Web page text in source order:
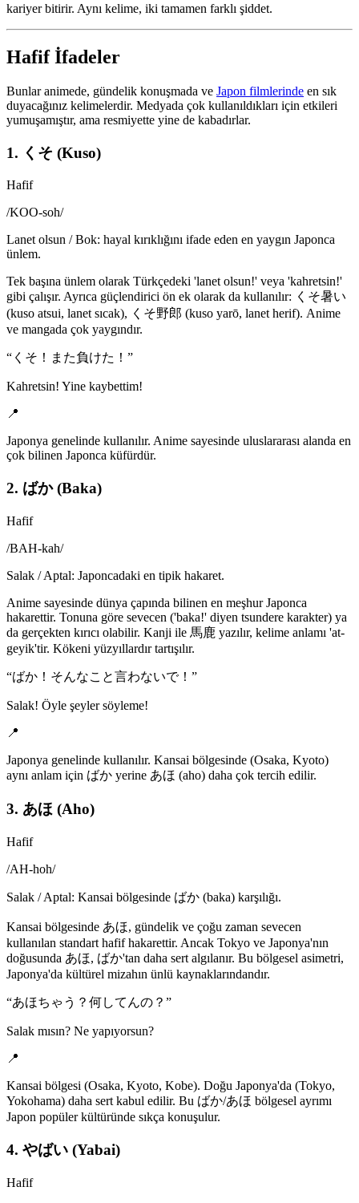
kariyer bitirir. Aynı kelime, iki tamamen farklı şiddet.
Hafif İfadeler
Bunlar animede, gündelik konuşmada ve Japon filmlerinde en sık
duyacağınız kelimelerdir. Medyada çok kullanıldıkları için etkileri
yumuşamıştır, ama resmiyette yine de kabadırlar.
1. くそ (Kuso)
Hafif
/KOO-soh/
Lanet olsun / Bok: hayal kırıklığını ifade eden en yaygın Japonca
ünlem.
Tek başına ünlem olarak Türkçedeki 'lanet olsun!' veya 'kahretsin!'
gibi çalışır. Ayrıca güçlendirici ön ek olarak da kullanılır: くそ暑い
(kuso atsui, lanet sıcak), くそ野郎 (kuso yarō, lanet herif). Anime
ve mangada çok yaygındır.
“ くそ！また負けた！ ”
Kahretsin! Yine kaybettim!
📍
Japonya genelinde kullanılır. Anime sayesinde uluslararası alanda en
çok bilinen Japonca küfürdür.
2. ばか (Baka)
Hafif
/BAH-kah/
Salak / Aptal: Japoncadaki en tipik hakaret.
Anime sayesinde dünya çapında bilinen en meşhur Japonca
hakarettir. Tonuna göre sevecen ('baka!' diyen tsundere karakter) ya
da gerçekten kırıcı olabilir. Kanji ile 馬鹿 yazılır, kelime anlamı 'at-
geyik'tir. Kökeni yüzyıllardır tartışılır.
“ばか！そんなこと言わないで！ ”
Salak! Öyle şeyler söyleme!
📍
Japonya genelinde kullanılır. Kansai bölgesinde (Osaka, Kyoto)
aynı anlam için ばか yerine あほ (aho) daha çok tercih edilir.
3. あほ (Aho)
Hafif
/AH-hoh/
Salak / Aptal: Kansai bölgesinde ばか (baka) karşılığı.
Kansai bölgesinde あほ, gündelik ve çoğu zaman sevecen
kullanılan standart hafif hakarettir. Ancak Tokyo ve Japonya'nın
doğusunda あほ, ばか'tan daha sert algılanır. Bu bölgesel asimetri,
Japonya'da kültürel mizahın ünlü kaynaklarındandır.
“あほちゃう？何してんの？ ”
Salak mısın? Ne yapıyorsun?
📍
Kansai bölgesi (Osaka, Kyoto, Kobe). Doğu Japonya'da (Tokyo,
Yokohama) daha sert kabul edilir. Bu ばか/あほ bölgesel ayrımı
Japon popüler kültüründe sıkça konuşulur.
4. やばい (Yabai)
Hafif